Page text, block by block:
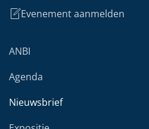
Evenement aanmelden
ANBI
Agenda
Nieuwsbrief